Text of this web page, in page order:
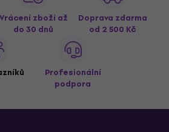
Vrácení zboží až
do 30 dnů
Doprava zdarma
od 2 500 Kč
Profesionální
podpora